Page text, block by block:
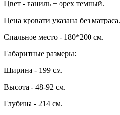
Цвет - ваниль + орех темный.
Цена кровати указана без матраса.
Спальное место - 180*200 см.
Габаритные размеры:
Ширина - 199 см.
Высота - 48-92 см.
Глубина - 214 см.